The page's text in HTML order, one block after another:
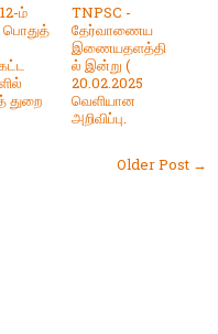
ம்
பொதுத்
துறை
TNPSC -
தேர்வாணைய
இணையதளத்தி
ல் இன்று (
20.02.2025
வெளியான
அறிவிப்பு.
Older Post →